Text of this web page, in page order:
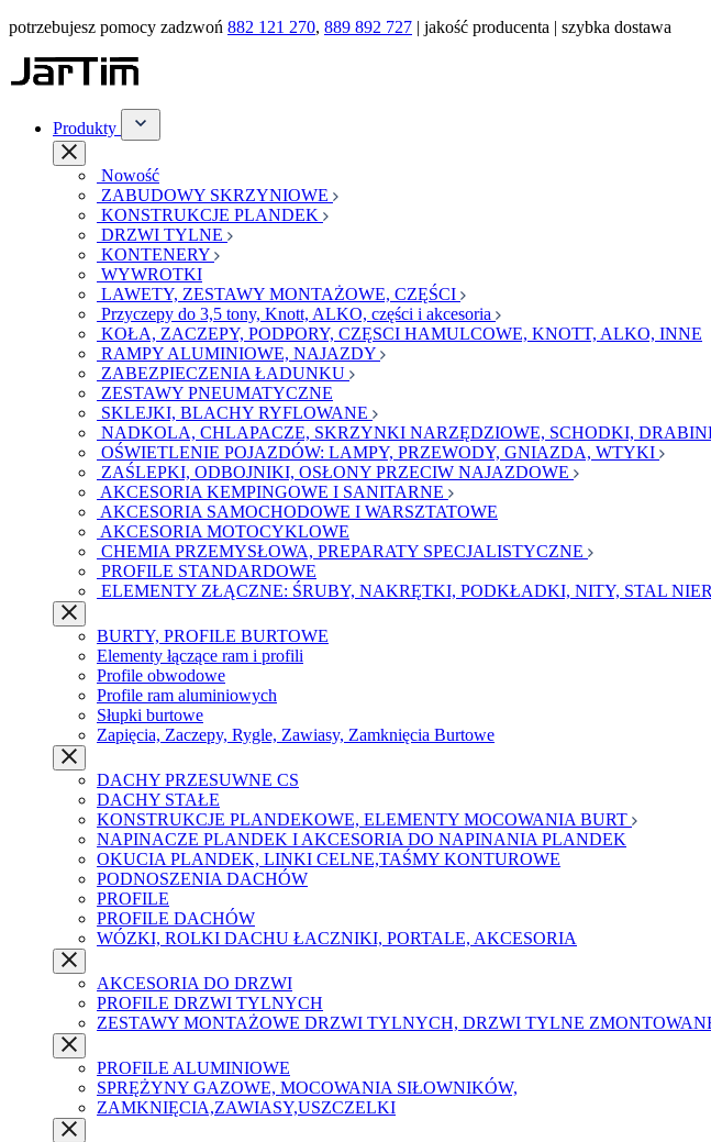
potrzebujesz pomocy zadzwoń 882 121 270, 889 892 727 | jakość producenta | szybka dostawa
Produkty
Nowość
ZABUDOWY SKRZYNIOWE
KONSTRUKCJE PLANDEK
DRZWI TYLNE
KONTENERY
WYWROTKI
LAWETY, ZESTAWY MONTAŻOWE, CZĘŚCI
Przyczepy do 3,5 tony, Knott, ALKO, części i akcesoria
KOŁA, ZACZEPY, PODPORY, CZĘSCI HAMULCOWE, KNOTT, ALKO, INNE
RAMPY ALUMINIOWE, NAJAZDY
ZABEZPIECZENIA ŁADUNKU
ZESTAWY PNEUMATYCZNE
SKLEJKI, BLACHY RYFLOWANE
NADKOLA, CHLAPACZE, SKRZYNKI NARZĘDZIOWE, SCHODKI,
OŚWIETLENIE POJAZDÓW: LAMPY, PRZEWODY, GNIAZDA, WTYKI
ZAŚLEPKI, ODBOJNIKI, OSŁONY PRZECIW NAJAZDOWE
AKCESORIA KEMPINGOWE I SANITARNE
AKCESORIA SAMOCHODOWE I WARSZTATOWE
AKCESORIA MOTOCYKLOWE
CHEMIA PRZEMYSŁOWA, PREPARATY SPECJALISTYCZNE
PROFILE STANDARDOWE
ELEMENTY ZŁĄCZNE: ŚRUBY, NAKRĘTKI, PODKŁADKI, NITY, STAL
BURTY, PROFILE BURTOWE
Elementy łączące ram i profili
Profile obwodowe
Profile ram aluminiowych
Słupki burtowe
Zapięcia, Zaczepy, Rygle, Zawiasy, Zamknięcia Burtowe
DACHY PRZESUWNE CS
DACHY STAŁE
KONSTRUKCJE PLANDEKOWE, ELEMENTY MOCOWANIA BURT
NAPINACZE PLANDEK I AKCESORIA DO NAPINANIA PLANDEK
OKUCIA PLANDEK, LINKI CELNE,TAŚMY KONTUROWE
PODNOSZENIA DACHÓW
PROFILE
PROFILE DACHÓW
WÓZKI, ROLKI DACHU ŁACZNIKI, PORTALE, AKCESORIA
AKCESORIA DO DRZWI
PROFILE DRZWI TYLNYCH
ZESTAWY MONTAŻOWE DRZWI TYLNYCH, DRZWI TYLNE
PROFILE ALUMINIOWE
SPRĘŻYNY GAZOWE, MOCOWANIA SIŁOWNIKÓW,
ZAMKNIĘCIA,ZAWIASY,USZCZELKI